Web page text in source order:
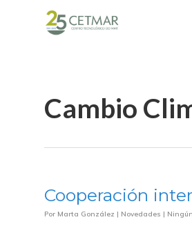
Cambio
Cooperación
Por Marta González | Novedades |